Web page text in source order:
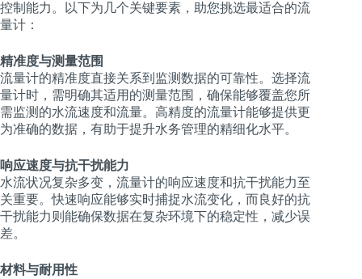
控制能力。以下为几个关键要素，助您挑选最适合的流
量计：
精准度与测量范围
流量计的精准度直接关系到监测数据的可靠性。选择流
量计时，需明确其适用的测量范围，确保能够覆盖您所
需监测的水流速度和流量。高精度的流量计能够提供更
为准确的数据，有助于提升水务管理的精细化水平。
响应速度与抗干扰能力
水流状况复杂多变，流量计的响应速度和抗干扰能力至
关重要。快速响应能够实时捕捉水流变化，而良好的抗
干扰能力则能确保数据在复杂环境下的稳定性，减少误
差。
材料与耐用性